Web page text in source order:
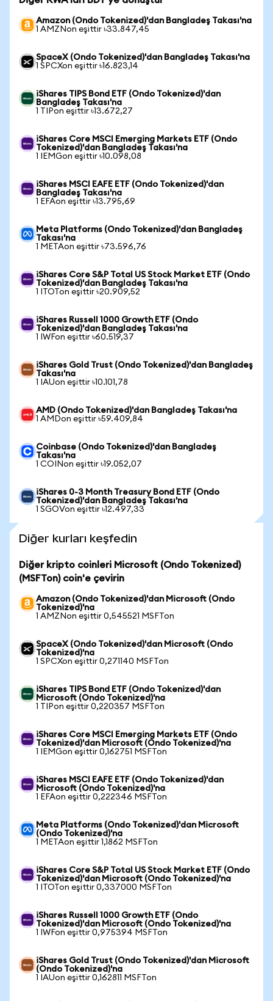
Amazon (Ondo Tokenized)'dan Bangladeş Takası'na
1 AMZNon eşittir ৳33.847,45
SpaceX (Ondo Tokenized)'dan Bangladeş Takası'na
1 SPCXon eşittir ৳16.823,14
iShares TIPS Bond ETF (Ondo Tokenized)'dan
Bangladeş Takası'na
1 TIPon eşittir ৳13.672,27
iShares Core MSCI Emerging Markets ETF (Ondo
Tokenized)'dan Bangladeş Takası'na
1 IEMGon eşittir ৳10.098,08
iShares MSCI EAFE ETF (Ondo Tokenized)'dan
Bangladeş Takası'na
1 EFAon eşittir ৳13.795,69
Meta Platforms (Ondo Tokenized)'dan Bangladeş
Takası'na
1 METAon eşittir ৳73.596,76
iShares Core S&P Total US Stock Market ETF (Ondo
Tokenized)'dan Bangladeş Takası'na
1 ITOTon eşittir ৳20.909,52
iShares Russell 1000 Growth ETF (Ondo
Tokenized)'dan Bangladeş Takası'na
1 IWFon eşittir ৳60.519,37
iShares Gold Trust (Ondo Tokenized)'dan Bangladeş
Takası'na
1 IAUon eşittir ৳10.101,78
AMD (Ondo Tokenized)'dan Bangladeş Takası'na
1 AMDon eşittir ৳59.409,84
Coinbase (Ondo Tokenized)'dan Bangladeş
Takası'na
1 COINon eşittir ৳19.052,07
iShares 0-3 Month Treasury Bond ETF (Ondo
Tokenized)'dan Bangladeş Takası'na
1 SGOVon eşittir ৳12.497,33
Diğer kurları keşfedin
Diğer kripto coinleri Microsoft (Ondo Tokenized)
(MSFTon) coin'e çevirin
Amazon (Ondo Tokenized)'dan Microsoft (Ondo
Tokenized)'na
1 AMZNon eşittir 0,545521 MSFTon
SpaceX (Ondo Tokenized)'dan Microsoft (Ondo
Tokenized)'na
1 SPCXon eşittir 0,271140 MSFTon
iShares TIPS Bond ETF (Ondo Tokenized)'dan
Microsoft (Ondo Tokenized)'na
1 TIPon eşittir 0,220357 MSFTon
iShares Core MSCI Emerging Markets ETF (Ondo
Tokenized)'dan Microsoft (Ondo Tokenized)'na
1 IEMGon eşittir 0,162751 MSFTon
iShares MSCI EAFE ETF (Ondo Tokenized)'dan
Microsoft (Ondo Tokenized)'na
1 EFAon eşittir 0,222346 MSFTon
Meta Platforms (Ondo Tokenized)'dan Microsoft
(Ondo Tokenized)'na
1 METAon eşittir 1,1862 MSFTon
iShares Core S&P Total US Stock Market ETF (Ondo
Tokenized)'dan Microsoft (Ondo Tokenized)'na
1 ITOTon eşittir 0,337000 MSFTon
iShares Russell 1000 Growth ETF (Ondo
Tokenized)'dan Microsoft (Ondo Tokenized)'na
1 IWFon eşittir 0,975394 MSFTon
iShares Gold Trust (Ondo Tokenized)'dan Microsoft
(Ondo Tokenized)'na
1 IAUon eşittir 0,162811 MSFTon